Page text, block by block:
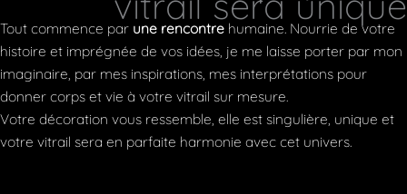
Tout commence par une rencontre humaine. Nourrie de votre
histoire et imprégnée de vos idées, je me laisse porter par mon
imaginaire, par mes inspirations, mes interprétations pour
donner corps et vie à votre vitrail sur mesure.
Votre décoration vous ressemble, elle est singulière, unique et
votre vitrail sera en parfaite harmonie avec cet univers.